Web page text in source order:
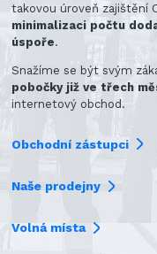
takovou úroveň zajištění
minimalizaci počtu
úspoře.
Snažíme se být svým
pobočky již ve třech
internetový obchod.
Obchodní zástupci
Naše prodejny
Volná místa